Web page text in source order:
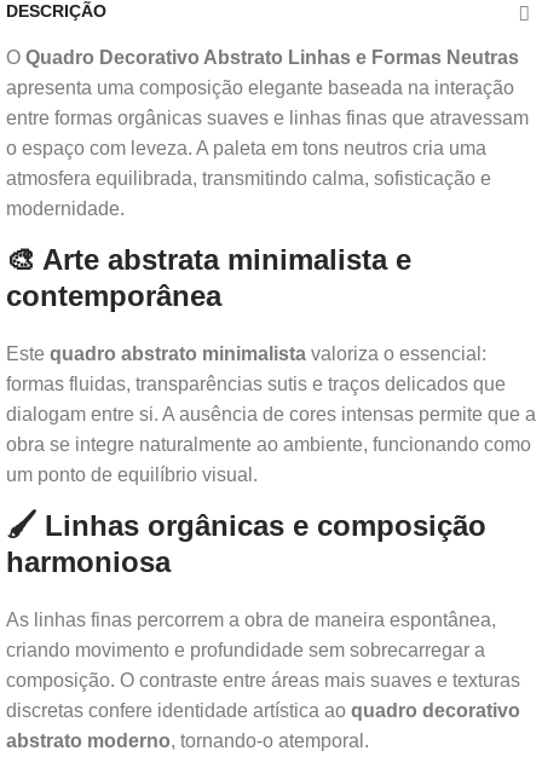
DESCRIÇÃO
O Quadro Decorativo Abstrato Linhas e Formas Neutras
apresenta uma composição elegante baseada na interação
entre formas orgânicas suaves e linhas finas que atravessam
o espaço com leveza. A paleta em tons neutros cria uma
atmosfera equilibrada, transmitindo calma, sofisticação e
modernidade.
🎨 Arte abstrata minimalista e
contemporânea
Este quadro abstrato minimalista valoriza o essencial:
formas fluidas, transparências sutis e traços delicados que
dialogam entre si. A ausência de cores intensas permite que a
obra se integre naturalmente ao ambiente, funcionando como
um ponto de equilíbrio visual.
🖌️ Linhas orgânicas e composição
harmoniosa
As linhas finas percorrem a obra de maneira espontânea,
criando movimento e profundidade sem sobrecarregar a
composição. O contraste entre áreas mais suaves e texturas
discretas confere identidade artística ao quadro decorativo
abstrato moderno, tornando-o atemporal.